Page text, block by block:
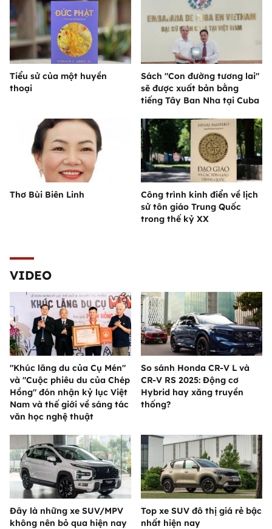
Tiểu sử của một huyền
thoại
Sách "Con đường tương lai"
sẽ được xuất bản bằng
tiếng Tây Ban Nha tại Cuba
Thơ Bùi Biên Linh
Công trình kinh điển về lịch
sử tôn giáo Trung Quốc
trong thế kỷ XX
VIDEO
"Khúc lãng du của Cụ Mén"
và "Cuộc phiêu du của Chép
Hồng" đón nhận kỷ lục Việt
Nam và thế giới về sáng tác
văn học nghệ thuật
So sánh Honda CR-V L và
CR-V RS 2025: Động cơ
Hybrid hay xăng truyền
thống?
Đây là những xe SUV/MPV
không nên bỏ qua hiện nay
Top xe SUV đô thị giá rẻ bậc
nhất hiện nay